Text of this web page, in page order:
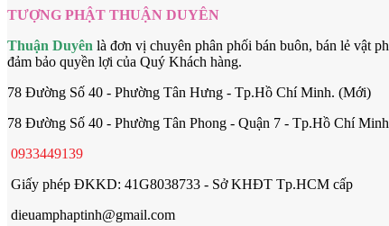
TƯỢNG PHẬT THUẬN DUYÊN
Thuận Duyên là đơn vị chuyên phân phối bán buôn, bán lẻ vật
đảm bảo quyền lợi của Quý Khách hàng.
78 Đường Số 40 - Phường Tân Hưng - Tp.Hồ Chí Minh. (Mới)
78 Đường Số 40 - Phường Tân Phong - Quận 7 - Tp.Hồ Chí
0933449139
Giấy phép ĐKKD: 41G8038733 - Sở KHĐT Tp.HCM cấp
dieuamphaptinh@gmail.com